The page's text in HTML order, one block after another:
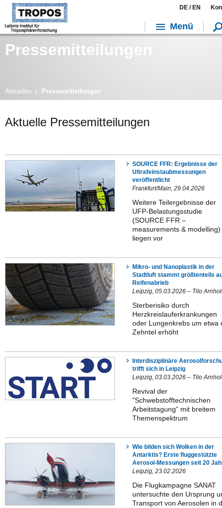
Pressemitteilungen
Aktuelles Pressemitteilungen
Aktuelle Pressemitteilungen
SOURCE FFR: Ergebnisse der
Ultrafeinstaubmessungen
veröffentlicht
Frankfurt/Main, 29.04.2026
Weitere Teilergebnisse der
UFP-Belastungsstudie
(SOURCE FFR –
measurements & modelling)
liegen vor
Mikro- und Nanoplastik in der
Stadtluft stammt größtenteils
Reifenabrieb
Leipzig, 05.03.2026 – Tilo
Sterberisiko durch
Herzkreislauferkrankungen
oder Lungenkrebs um etwa
Zehntel erhöht
Interdisziplinäre
trifft sich in Leipzig
Leipzig, 03.03.2026 – Tilo
Revival der
"Schwebstofftechnischen
Arbeitstagung“ mit breitem
Themenspektrum
Wie bilden sich Wolken in der
Antarktis? Erste fluggestützte
Aerosol-Messungen seit 20
Leipzig, 23.02.2026
Die Flugkampagne SANAT
untersuchte den Ursprung
Transport von Aerosolen in
DE /EN
Menü